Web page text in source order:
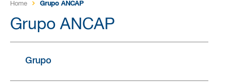
Home Grupo ANCAP
Grupo ANCAP
Grupo